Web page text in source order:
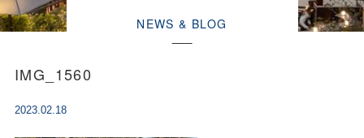
NEWS & BLOG
IMG_1560
2023.02.18